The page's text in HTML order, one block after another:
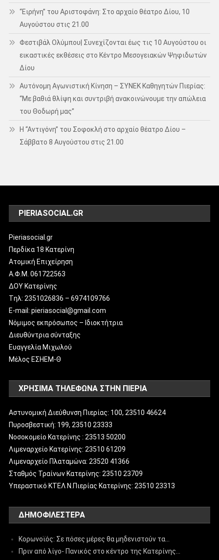
“Ειρήνη” του Αριστοφάνη: Στο αρχαίο θέατρο Δίου, 10
Αυγούστου στις 21.00
Φεστιβάλ Ολύμπου| Συνεχίζονται έως τις 10 Αυγούστου οι
εικαστικές εκθέσεις στο Κέντρο Μεσογειακών Ψηφιδωτών
Δίου
Αυτόνομη Αγωνιστική Κίνηση – ΣΥΝΕΚ Καθηγητών Πιερίας:
“Με βαθιά θλίψη και συντριβή ανακοινώνουμε την απώλεια
του Θοδωρή μας”
Η “Αντιγόνη” του Σοφοκλή στο αρχαίο θέατρο Δίου –
Σάββατο 8 Αυγούστου στις 21.00
PIERIASOCIAL.GR
Pieriasocial.gr
Περδίκα 18 Κατερίνη
Ατομική Επιχείρηση
Α.Φ.Μ. 061722563
ΔΟΥ Κατερίνης
Tηλ: 2351026836 – 6974109766
E-mail: pieriasocial@gmail.com
Νόμιμος εκπρόσωπος – Ιδιοκτήτρια
Διευθύντρια σύνταξης
Ευαγγελία Μιχωλού
Μέλος ΕΣΗΕΜ-Θ
ΧΡΗΣΙΜΑ ΤΗΛΕΦΩΝΑ ΣΤΗΝ ΠΙΕΡΙΑ
Αστυνομική Διεύθυνση Πιερίας: 100, 23510 46624
Πυροσβεστική: 199, 23510 23333
Νοσοκομείο Κατερίνης : 23513 50200
Λιμεναρχείο Κατερίνης: 23510 61209
Λιμεναρχείο Πλαταμώνα: 23520 41366
Σταθμός Τραίνων Κατερίνης: 23510 23709
Υπεραστικό ΚΤΕΛ Ν.Πιερίας Κατερίνης: 23510 23313
ΔΗΜΟΦΙΛΈΣΤΕΡΑ
Κορωνοϊός: Σε πόσες μέρες θα μηδενιστούν τα…
Πριν από λίγο- Πανικός στο κέντρο της Κατερίνης…